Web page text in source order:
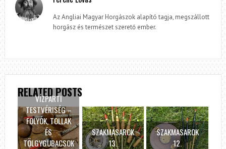
Az Angliai Magyar Horgászok alapító tagja, megszállott
horgász és természet szerető ember.
RELATED POSTS
VÍZPARTI
TESTVÉRISÉG –
FOLYÓK, TOLLAK
ÉS
TÖLGYGUBACSOK
SZAKMASAROK
13.
SZAKMASAROK
12.